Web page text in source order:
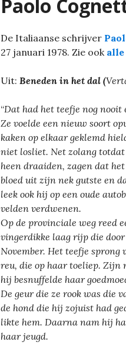
Paolo
De Italiaanse schrijver
27 januari 1978. Zie ook
Uit: Beneden in het dal (
“Dat had het teefje nog nooit
Ze voelde een nieuw soort
kaken op elkaar geklemd
niet losliet. Net zolang
heen draaiden, zagen dat
bloed uit zijn nek gutste en
leek ook hij op een oude
velden verdwenen.
Op de provinciale weg reed
vingerdikke laag rijp die
November. Het teefje sprong
reu, die op haar toeliep. Zijn
hij besnuffelde haar
De geur die ze rook was die
de hond die hij zojuist had
likte hem. Daarna nam hij
haar jeugd.